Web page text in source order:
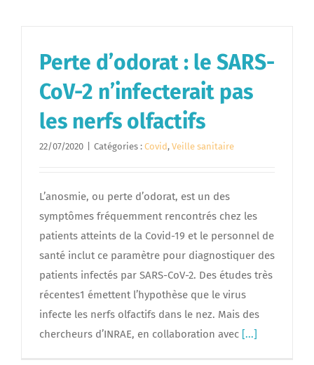
Perte d’odorat : le SARS-
CoV-2 n’infecterait pas
les nerfs olfactifs
22/07/2020 Catégories : Covid, Veille sanitaire
L’anosmie, ou perte d’odorat, est un des
symptômes fréquemment rencontrés chez les
patients atteints de la Covid-19 et le personnel de
santé inclut ce paramètre pour diagnostiquer des
patients infectés par SARS-CoV-2. Des études très
récentes1 émettent l’hypothèse que le virus
infecte les nerfs olfactifs dans le nez. Mais des
chercheurs d’INRAE, en collaboration avec [...]